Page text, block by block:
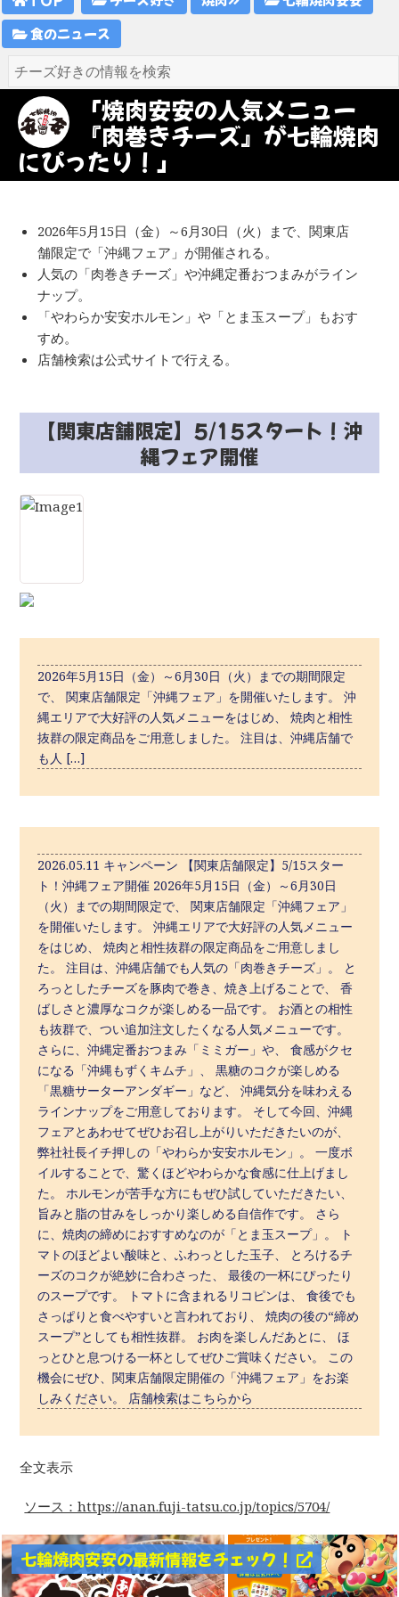
食のニュース
「焼肉安安の人気メニュー
『肉巻きチーズ』が七輪焼肉
にぴったり！」
2026年5月15日（金）～6月30日（火）まで、関東店
舗限定で「沖縄フェア」が開催される。
人気の「肉巻きチーズ」や沖縄定番おつまみがライン
ナップ。
「やわらか安安ホルモン」や「とま玉スープ」もおす
すめ。
店舗検索は公式サイトで行える。
【関東店舗限定】5/15スタート！沖
縄フェア開催
2026年5月15日（金）～6月30日（火）までの期間限定
で、 関東店舗限定「沖縄フェア」を開催いたします。 沖
縄エリアで大好評の人気メニューをはじめ、 焼肉と相性
抜群の限定商品をご用意しました。 注目は、沖縄店舗で
も人 […]
2026.05.11 キャンペーン 【関東店舗限定】5/15スター
ト！沖縄フェア開催 2026年5月15日（金）～6月30日
（火）までの期間限定で、 関東店舗限定「沖縄フェア」
を開催いたします。 沖縄エリアで大好評の人気メニュー
をはじめ、 焼肉と相性抜群の限定商品をご用意しまし
た。 注目は、沖縄店舗でも人気の「肉巻きチーズ」。 と
ろっとしたチーズを豚肉で巻き、焼き上げることで、 香
ばしさと濃厚なコクが楽しめる一品です。 お酒との相性
も抜群で、つい追加注文したくなる人気メニューです。
さらに、沖縄定番おつまみ「ミミガー」や、 食感がクセ
になる「沖縄もずくキムチ」、 黒糖のコクが楽しめる
「黒糖サーターアンダギー」など、 沖縄気分を味わえる
ラインナップをご用意しております。 そして今回、沖縄
フェアとあわせてぜひお召し上がりいただきたいのが、
弊社社長イチ押しの「やわらか安安ホルモン」。 一度ボ
イルすることで、驚くほどやわらかな食感に仕上げまし
た。 ホルモンが苦手な方にもぜひ試していただきたい、
旨みと脂の甘みをしっかり楽しめる自信作です。 さら
に、焼肉の締めにおすすめなのが「とま玉スープ」。 ト
マトのほどよい酸味と、ふわっとした玉子、 とろけるチ
ーズのコクが絶妙に合わさった、 最後の一杯にぴったり
のスープです。 トマトに含まれるリコピンは、 食後でも
さっぱりと食べやすいと言われており、 焼肉の後の“締め
スープ”としても相性抜群。 お肉を楽しんだあとに、 ほ
っとひと息つける一杯としてぜひご賞味ください。 この
機会にぜひ、関東店舗限定開催の「沖縄フェア」をお楽
しみください。 店舗検索はこちらから
全文表示
ソース：https://anan.fuji-tatsu.co.jp/topics/5704/
七輪焼肉安安の最新情報をチェック！